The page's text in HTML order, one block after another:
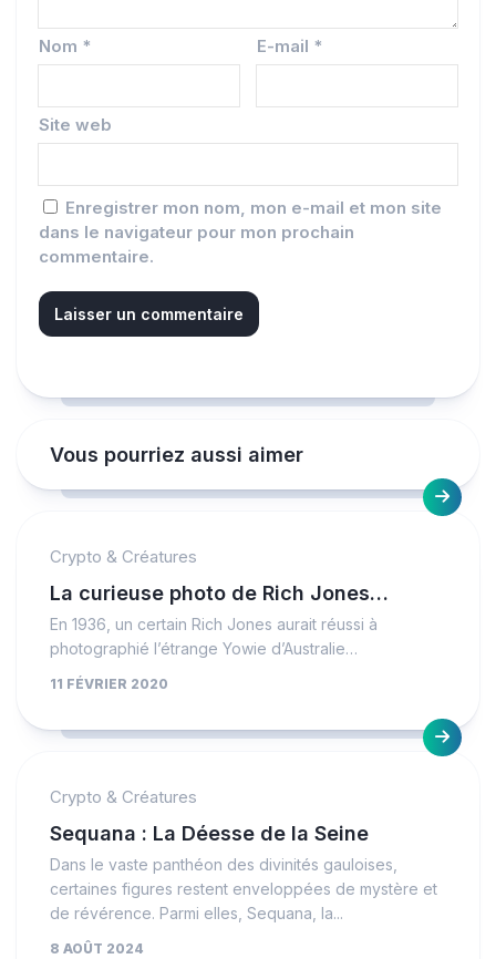
Nom * E-mail *
Site web
Enregistrer mon nom, mon e-mail et mon site
dans le navigateur pour mon prochain
commentaire.
Vous pourriez aussi aimer
Crypto & Créatures
La curieuse photo de Rich Jones…
En 1936, un certain Rich Jones aurait réussi à
photographié l’étrange Yowie d’Australie…
11 FÉVRIER 2020
Crypto & Créatures
Sequana : La Déesse de la Seine
Dans le vaste panthéon des divinités gauloises,
certaines figures restent enveloppées de mystère et
de révérence. Parmi elles, Sequana, la...
8 AOÛT 2024